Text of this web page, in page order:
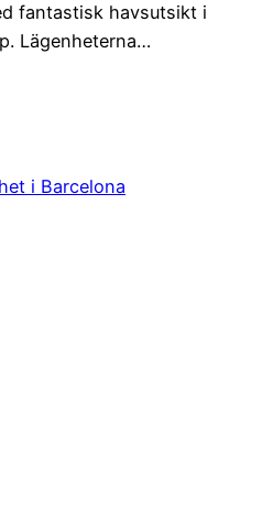
fantastisk havsutsikt i
Lägenheterna…